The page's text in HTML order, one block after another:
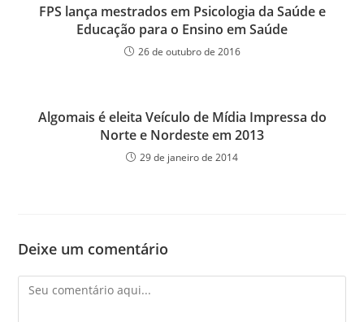
FPS lança mestrados em Psicologia da Saúde e
Educação para o Ensino em Saúde
26 de outubro de 2016
Algomais é eleita Veículo de Mídia Impressa do
Norte e Nordeste em 2013
29 de janeiro de 2014
Deixe um comentário